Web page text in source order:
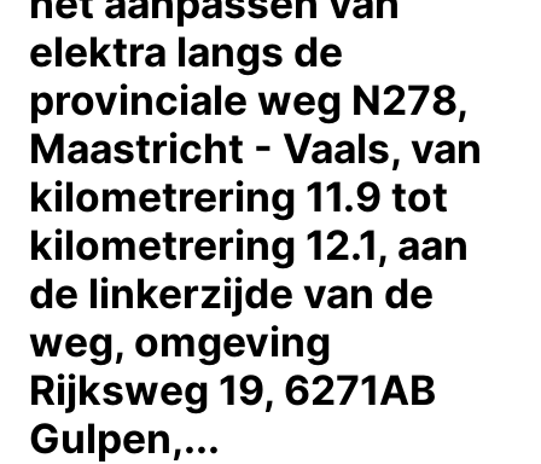
elektra langs de
provinciale weg N278,
Maastricht - Vaals, van
kilometrering 11.9 tot
kilometrering 12.1, aan
de linkerzijde van de
weg, omgeving
Rijksweg 19, 6271AB
Gulpen,...